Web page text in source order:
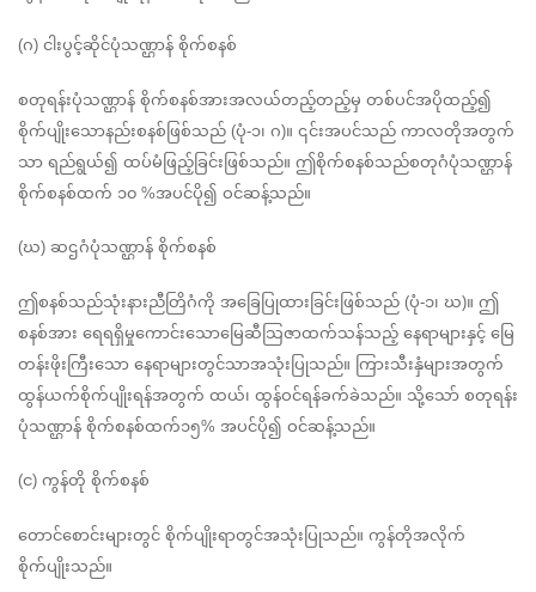
(ဂ) ငါးပွင့်ဆိုင်ပုံသဏ္ဌာန် စိုက်စနစ်
စတုရန်းပုံသဏ္ဌာန် စိုက်စနစ်အားအလယ်တည့်တည့်မှ တစ်ပင်အပိုထည့်၍
စိုက်ပျိုးသောနည်းစနစ်ဖြစ်သည် (ပုံ-၁၊ ဂ)။ ၎င်းအပင်သည် ကာလတိုအတွက်
သာ ရည်ရွယ်၍ ထပ်မံဖြည့်ခြင်းဖြစ်သည်။ ဤစိုက်စနစ်သည်စတုဂံပုံသဏ္ဌာန်
စိုက်စနစ်ထက် ၁၀ %အပင်ပို၍ ဝင်ဆန့်သည်။
(ဃ) ဆဌဂံပုံသဏ္ဌာန် စိုက်စနစ်
ဤစနစ်သည်သုံးနားညီတြိဂံကို အခြေပြုထားခြင်းဖြစ်သည် (ပုံ-၁၊ ဃ)။ ဤ
စနစ်အား ရေရရှိမှုကောင်းသောမြေဆီသြဇာထက်သန်သည့် နေရာများနှင့် မြေ
တန်းဖိုးကြီးသော နေရာများတွင်သာအသုံးပြုသည်။ ကြားသီးနှံများအတွက်
ထွန်ယက်စိုက်ပျိုးရန်အတွက် ထယ်၊ ထွန်ဝင်ရန်ခက်ခဲသည်။ သို့သော် စတုရန်း
ပုံသဏ္ဌာန် စိုက်စနစ်ထက်၁၅% အပင်ပို၍ ဝင်ဆန့်သည်။
(င) ကွန်တို စိုက်စနစ်
တောင်စောင်းများတွင် စိုက်ပျိုးရာတွင်အသုံးပြုသည်။ ကွန်တိုအလိုက်
စိုက်ပျိုးသည်။